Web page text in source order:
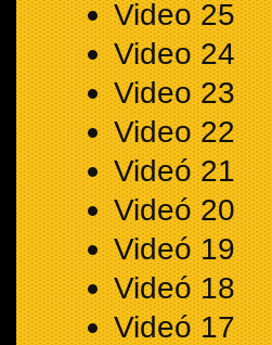
Video 25
Video 24
Video 23
Video 22
Videó 21
Videó 20
Videó 19
Videó 18
Videó 17